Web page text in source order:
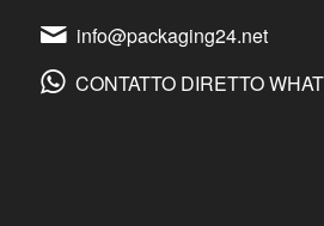
info@packaging24.net
CONTATTO DIRETTO